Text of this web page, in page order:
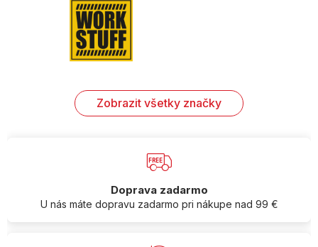
Zobrazit všetky značky
Doprava zadarmo
U nás máte dopravu zadarmo pri nákupe nad 99 €